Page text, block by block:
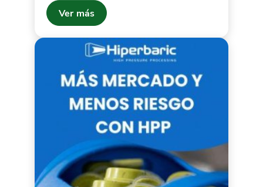
Ver más